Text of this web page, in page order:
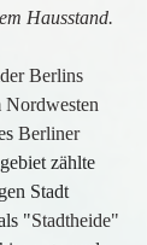
Hausstand.
Berlins
Nordwesten
Berliner
zählte
Stadt
"Stadtheide"